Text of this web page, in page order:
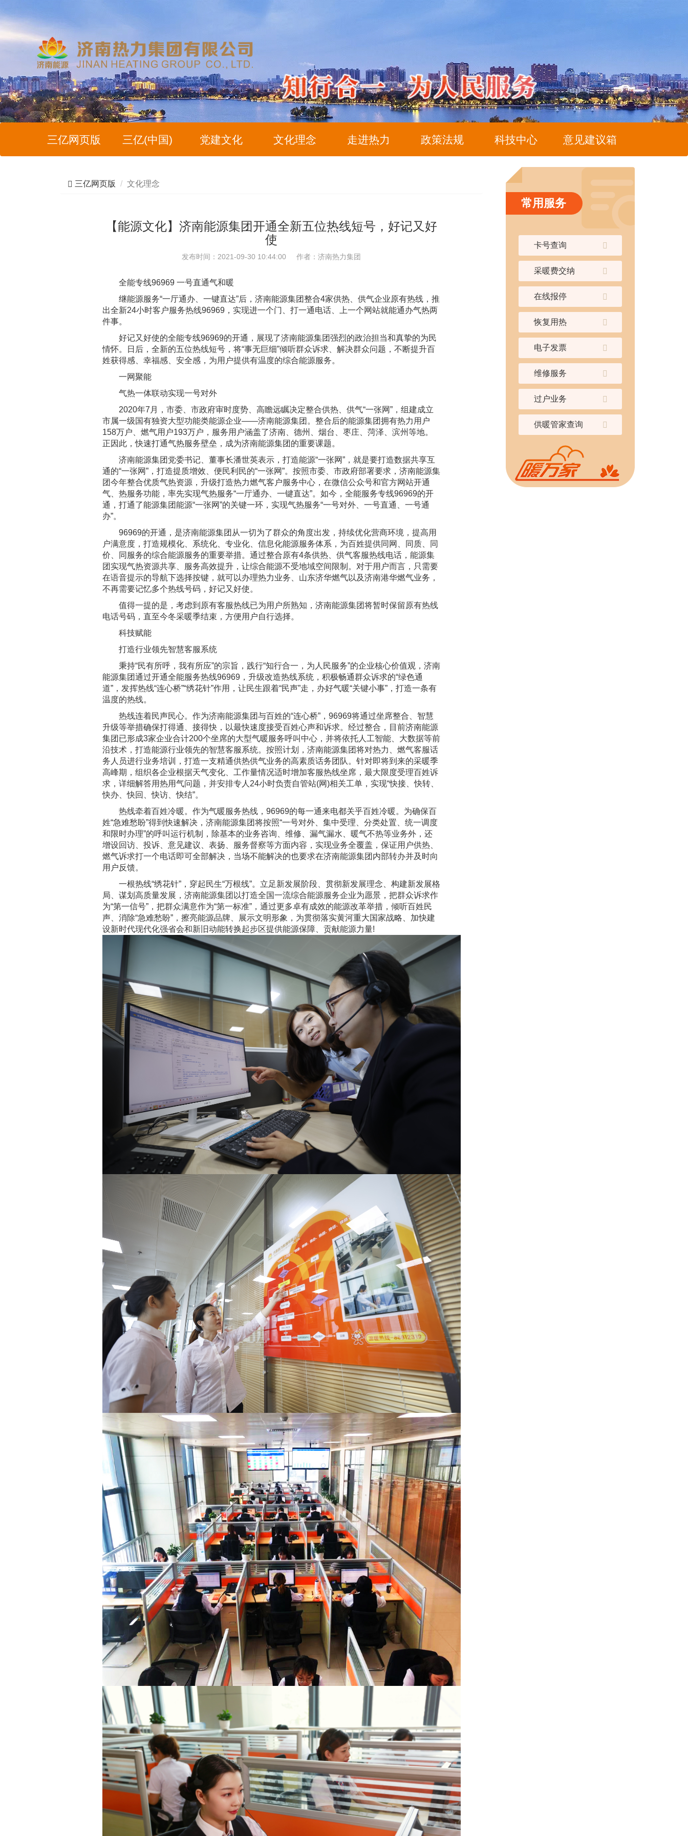
三亿网页版 三亿(中国) 党建文化 文化理念 走进热力 政策法规 科技中心 意见建议箱
三亿网页版 文化理念
【能源文化】济南能源集团开通全新五位热线短号，好记又好
使
发布时间：2021-09-30 10:44:00 作者：济南热力集团
全能专线96969 一号直通气和暖
继能源服务“一厅通办、一键直达”后，济南能源集团整合4家供热、供气企业原有热线，推
出全新24小时客户服务热线96969，实现进一个门、打一通电话、上一个网站就能通办气热两
件事。
好记又好使的全能专线96969的开通，展现了济南能源集团强烈的政治担当和真挚的为民
情怀。日后，全新的五位热线短号，将“事无巨细”倾听群众诉求、解决群众问题，不断提升百
姓获得感、幸福感、安全感，为用户提供有温度的综合能源服务。
一网聚能
气热一体联动实现一号对外
2020年7月，市委、市政府审时度势、高瞻远瞩决定整合供热、供气“一张网”，组建成立
市属一级国有独资大型功能类能源企业——济南能源集团。整合后的能源集团拥有热力用户
158万户、燃气用户193万户，服务用户涵盖了济南、德州、烟台、枣庄、菏泽、滨州等地。
正因此，快速打通气热服务壁垒，成为济南能源集团的重要课题。
济南能源集团党委书记、董事长潘世英表示，打造能源“一张网”，就是要打造数据共享互
通的“一张网”，打造提质增效、便民利民的“一张网”。按照市委、市政府部署要求，济南能源集
团今年整合优质气热资源，升级打造热力燃气客户服务中心，在微信公众号和官方网站开通
气、热服务功能，率先实现气热服务“一厅通办、一键直达”。如今，全能服务专线96969的开
通，打通了能源集团能源“一张网”的关键一环，实现气热服务“一号对外、一号直通、一号通
办”。
96969的开通，是济南能源集团从一切为了群众的角度出发，持续优化营商环境，提高用
户满意度，打造规模化、系统化、专业化、信息化能源服务体系，为百姓提供同网、同质、同
价、同服务的综合能源服务的重要举措。通过整合原有4条供热、供气客服热线电话，能源集
团实现气热资源共享、服务高效提升，让综合能源不受地域空间限制。对于用户而言，只需要
在语音提示的导航下选择按键，就可以办理热力业务、山东济华燃气以及济南港华燃气业务，
不再需要记忆多个热线号码，好记又好使。
值得一提的是，考虑到原有客服热线已为用户所熟知，济南能源集团将暂时保留原有热线
电话号码，直至今冬采暖季结束，方便用户自行选择。
科技赋能
打造行业领先智慧客服系统
秉持“民有所呼，我有所应”的宗旨，践行“知行合一，为人民服务”的企业核心价值观，济南
能源集团通过开通全能服务热线96969，升级改造热线系统，积极畅通群众诉求的“绿色通
道”，发挥热线“连心桥”“绣花针”作用，让民生跟着“民声”走，办好气暖“关键小事”，打造一条有
温度的热线。
热线连着民声民心。作为济南能源集团与百姓的“连心桥”，96969将通过坐席整合、智慧
升级等举措确保打得通、接得快，以最快速度接受百姓心声和诉求。经过整合，目前济南能源
集团已形成3家企业合计200个坐席的大型气暖服务呼叫中心，并将依托人工智能、大数据等前
沿技术，打造能源行业领先的智慧客服系统。按照计划，济南能源集团将对热力、燃气客服话
务人员进行业务培训，打造一支精通供热供气业务的高素质话务团队。针对即将到来的采暖季
高峰期，组织各企业根据天气变化、工作量情况适时增加客服热线坐席，最大限度受理百姓诉
求，详细解答用热用气问题，并安排专人24小时负责自管站(网)相关工单，实现“快接、快转、
快办、快回、快访、快结”。
热线牵着百姓冷暖。作为气暖服务热线，96969的每一通来电都关乎百姓冷暖。为确保百
姓“急难愁盼”得到快速解决，济南能源集团将按照“一号对外、集中受理、分类处置、统一调度
和限时办理”的呼叫运行机制，除基本的业务咨询、维修、漏气漏水、暖气不热等业务外，还
增设回访、投诉、意见建议、表扬、服务督察等方面内容，实现业务全覆盖，保证用户供热、
燃气诉求打一个电话即可全部解决，当场不能解决的也要求在济南能源集团内部转办并及时向
用户反馈。
一根热线“绣花针”，穿起民生“万根线”。立足新发展阶段、贯彻新发展理念、构建新发展格
局、谋划高质量发展，济南能源集团以打造全国一流综合能源服务企业为愿景，把群众诉求作
为“第一信号”，把群众满意作为“第一标准”，通过更多卓有成效的能源改革举措，倾听百姓民
声、消除“急难愁盼”，擦亮能源品牌、展示文明形象，为贯彻落实黄河重大国家战略、加快建
设新时代现代化强省会和新旧动能转换起步区提供能源保障、贡献能源力量!
常用服务
卡号查询
采暖费交纳
在线报停
恢复用热
电子发票
维修服务
过户业务
供暖管家查询